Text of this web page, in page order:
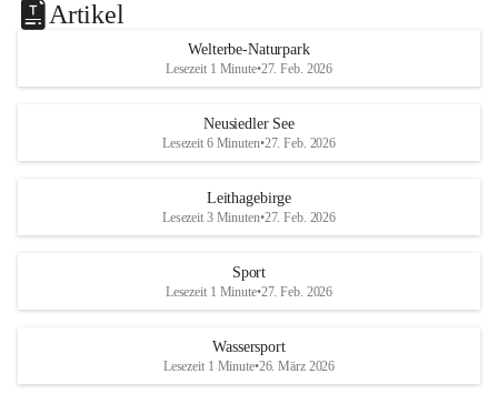
u
s
d
S
Weinbaugesetz sind nicht gepflegte oder
unzulässige Weingärten zu roden! Bitte
helfen wir zusammen um unsere Winzer
vor den prognostizierten Ernteausfällen
und den daraus folgenden wirtschaftlichen
Maßnahmen zur Bekämpfung
Rebe und der Amerikanischen
Anhang VBl. EU Nr. 18
1 Seite•1,4 MB
u
e
d
r
S
Artikel
Welterbe-Naturpark
Lesezeit 1 Minute•27. Feb. 2026
Neusiedler See
Lesezeit 6 Minuten•27. Feb. 2026
Leithagebirge
Lesezeit 3 Minuten•27. Feb. 2026
Sport
Lesezeit 1 Minute•27. Feb. 2026
Wassersport
Lesezeit 1 Minute•26. März 2026